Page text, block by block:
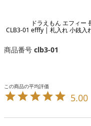
ドラえもん エフィー
CLB3-01 efffy | 札入れ 小銭入
商品番号 clb3-01
5.00